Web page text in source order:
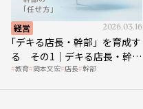
経営 2026.03.16
｢デキる店長・幹部」を育成す
る その1｜デキる店長・幹部
の「任せ方」
教育 岡本文宏 店長 幹部